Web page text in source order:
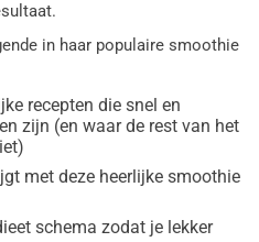
in haar populaire smoothie
recepten die snel en
zijn (en waar de rest van het
met deze heerlijke smoothie
schema zodat je lekker